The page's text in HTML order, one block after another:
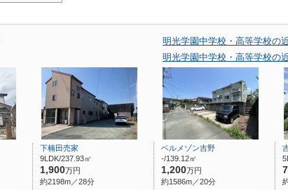
明光学園中学校・高等学校の
明光学園中学校・高等学校の
下楠田売家
9LDK/237.93㎡
1,900万円
約2198m／28分
ベルメゾン吉野
-/139.12㎡
1,200万円
約1586m／20分